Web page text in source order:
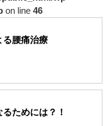
on line46
る腰痛治療
ためには？！